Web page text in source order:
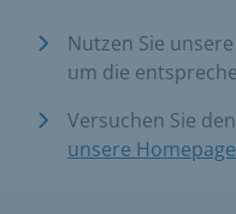
Nutzen Sie
um die
Versuchen Sie
unsere Homepage